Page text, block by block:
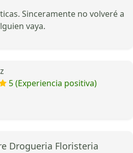
Sinceramente no volveré a
vaya.
5 (Experiencia positiva)
Drogueria Floristeria